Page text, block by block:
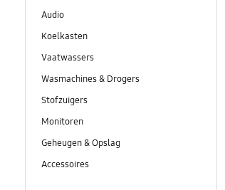
Audio
Koelkasten
Vaatwassers
Wasmachines & Drogers
Stofzuigers
Monitoren
Geheugen & Opslag
Accessoires